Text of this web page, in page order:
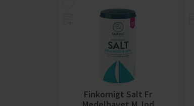
Finkornigt Salt Fr